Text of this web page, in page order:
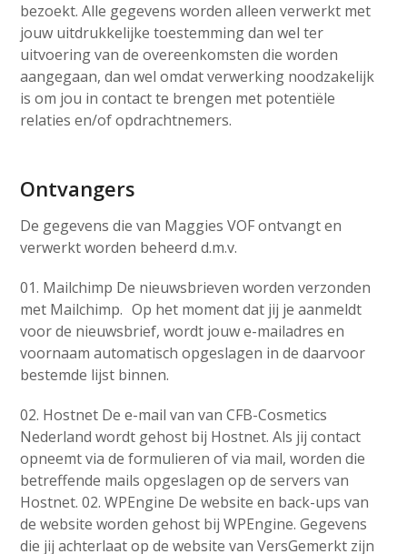
bezoekt. Alle gegevens worden alleen verwerkt met
jouw uitdrukkelijke toestemming dan wel ter
uitvoering van de overeenkomsten die worden
aangegaan, dan wel omdat verwerking noodzakelijk
is om jou in contact te brengen met potentiële
relaties en/of opdrachtnemers.
Ontvangers
De gegevens die van Maggies VOF ontvangt en
verwerkt worden beheerd d.m.v.
01. Mailchimp De nieuwsbrieven worden verzonden
met Mailchimp. Op het moment dat jij je aanmeldt
voor de nieuwsbrief, wordt jouw e-mailadres en
voornaam automatisch opgeslagen in de daarvoor
bestemde lijst binnen.
02. Hostnet De e-mail van van CFB-Cosmetics
Nederland wordt gehost bij Hostnet. Als jij contact
opneemt via de formulieren of via mail, worden die
betreffende mails opgeslagen op de servers van
Hostnet. 02. WPEngine De website en back-ups van
de website worden gehost bij WPEngine. Gegevens
die jij achterlaat op de website van VersGemerkt zijn